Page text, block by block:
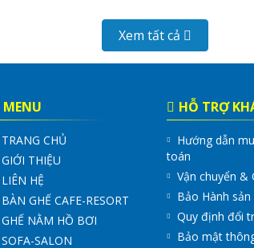
Xem tất cả
MENU
TRANG CHỦ
GIỚI THIỆU
LIÊN HỆ
BÀN GHẾ CAFE-RESORT
GHẾ NẰM HỒ BƠI
SOFA-SALON
HỖ TRỢ
Hướng dẫn
toán
Vận chuyển &
Bảo Hành sản
Quy định đổi
Bảo mật